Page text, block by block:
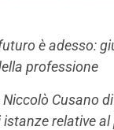
è adesso:
professione
Cusano
relative al